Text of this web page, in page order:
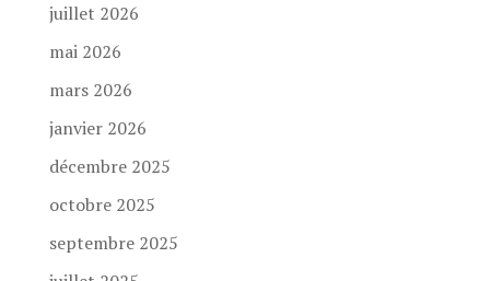
juillet 2026
mai 2026
mars 2026
janvier 2026
décembre 2025
octobre 2025
septembre 2025